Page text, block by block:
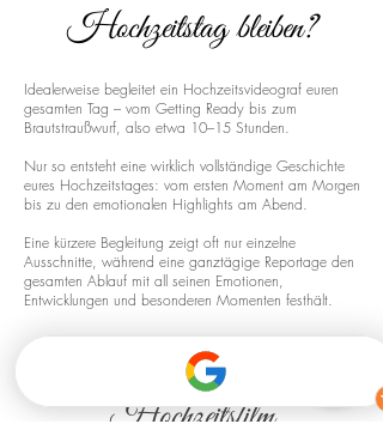
Hochzeitstag bleiben?
Idealerweise begleitet ein Hochzeitsvideograf euren
gesamten Tag – vom Getting Ready bis zum
Brautstraußwurf, also etwa 10–15 Stunden.
Nur so entsteht eine wirklich vollständige Geschichte
eures Hochzeitstages: vom ersten Moment am Morgen
bis zu den emotionalen Highlights am Abend.
Eine kürzere Begleitung zeigt oft nur einzelne
Ausschnitte, während eine ganztägige Reportage den
gesamten Ablauf mit all seinen Emotionen,
Entwicklungen und besonderen Momenten festhält.
Drohnenaufnahmen für euren